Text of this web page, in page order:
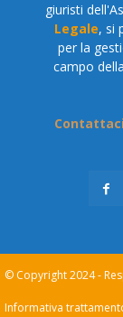
giuristi
Legale, si
per la
campo
Contattaci
© Copyright 2024 -
Informativa